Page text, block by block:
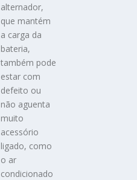
alternador,
que mantém
a carga da
bateria,
também pode
estar com
defeito ou
não aguenta
muito
acessório
ligado, como
o ar
condicionado